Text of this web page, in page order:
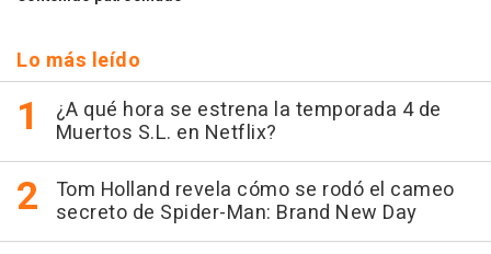
Lo más leído
¿A qué hora se estrena la temporada 4 de
Muertos S.L. en Netflix?
Tom Holland revela cómo se rodó el cameo
secreto de Spider-Man: Brand New Day